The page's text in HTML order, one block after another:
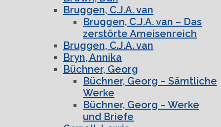
Bruggen, C.J.A. van
Bruggen, C.J.A. van – Das
zerstörte Ameisenreich
Bruggen, C.J.A. van
Bryn, Annika
Büchner, Georg
Büchner, Georg – Sämtliche
Werke
Büchner, Georg – Werke
und Briefe